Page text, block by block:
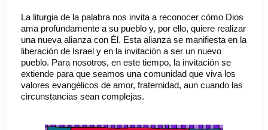
La liturgia de la palabra nos invita a reconocer cómo Dios
ama profundamente a su pueblo y, por ello, quiere realizar
una nueva alianza con Él. Esta alianza se manifiesta en la
liberación de Israel y en la invitación a ser un nuevo
pueblo. Para nosotros, en este tiempo, la invitación se
extiende para que seamos una comunidad que viva los
valores evangélicos de amor, fraternidad, aun cuando las
circunstancias sean complejas.